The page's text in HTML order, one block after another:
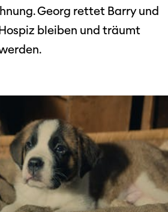
Georg rettet Barry und
bleiben und träumt